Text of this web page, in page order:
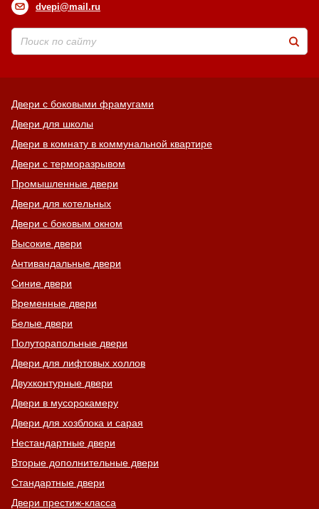
dvepi@mail.ru
Двери с боковыми фрамугами
Двери для школы
Двери в комнату в коммунальной квартире
Двери с терморазрывом
Промышленные двери
Двери для котельных
Двери с боковым окном
Высокие двери
Антивандальные двери
Синие двери
Временные двери
Белые двери
Полуторапольные двери
Двери для лифтовых холлов
Двухконтурные двери
Двери в мусорокамеру
Двери для хозблока и сарая
Нестандартные двери
Вторые дополнительные двери
Стандартные двери
Двери престиж-класса